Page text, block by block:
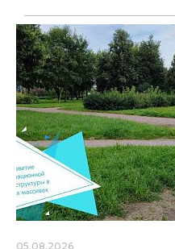
05.08.2026